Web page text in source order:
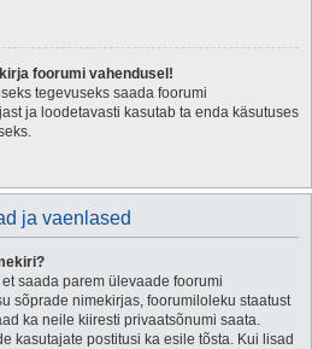
foorumi vahendusel!
tegevuseks saada foorumi
ja loodetavasti kasutab ta enda käsutuses
ja vaenlased
saada parem ülevaade foorumi
sõprade nimekirjas, foorumiloleku staatust
ka neile kiiresti privaatsõnumi saata.
kasutajate postitusi ka esile tõsta. Kui lisad